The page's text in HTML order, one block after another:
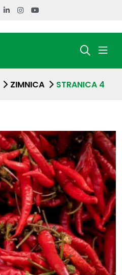
ZIMNICA STRANICA 4